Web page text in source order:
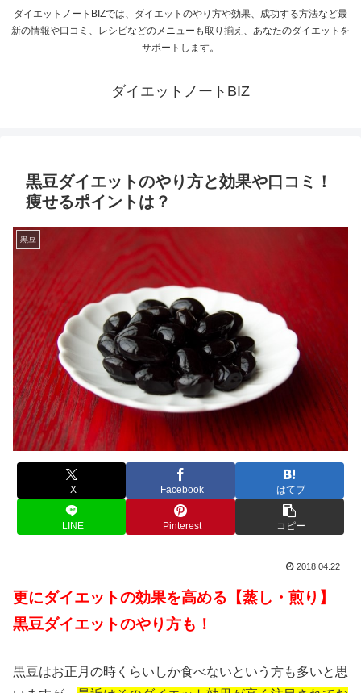
ダイエットノートBIZでは、ダイエットのやり方や効果、成功する方法など最
新の情報や口コミ、レシピなどのメニューも取り揃え、あなたのダイエットを
サポートします。
ダイエットノートBIZ
黒豆ダイエットのやり方と効果や口コミ！
痩せるポイントは？
黒豆
X Facebook はてブ
LINE Pinterest コピー
2018.04.22
更にダイエットの効果を高める【蒸し・煎り】
黒豆ダイエットのやり方も！
黒豆はお正月の時くらいしか食べないという方も多いと思